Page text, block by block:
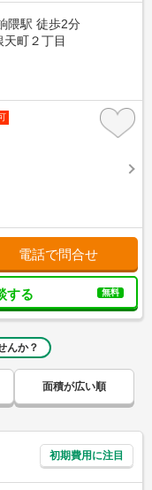
隈駅 徒歩2分
町２丁目
電話で問合せ
する 無料
んか？
面積が広い順
初期費用に注目